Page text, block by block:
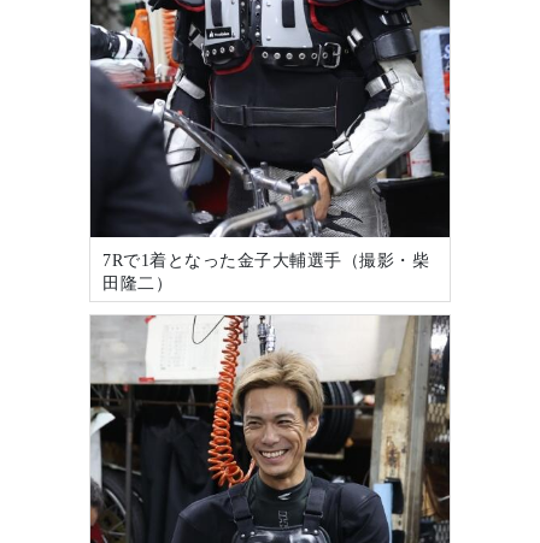
7Rで1着となった金子大輔選手（撮影・柴
田隆二）